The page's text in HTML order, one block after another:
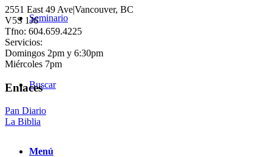
Seminario
Buscar
Menú
2551 East 49 Ave|Vancouver, BC
V5S 1J6
Tfno: 604.659.4225
Servicios:
Domingos 2pm y 6:30pm
Miércoles 7pm
Enlaces
Pan Diario
La Biblia